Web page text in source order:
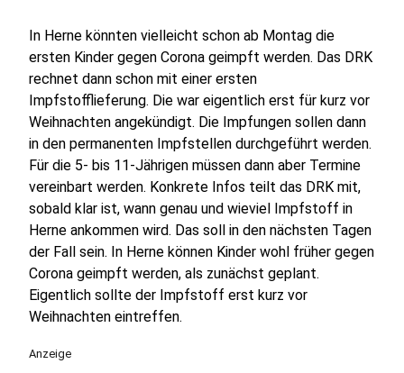
In Herne könnten vielleicht schon ab Montag die
ersten Kinder gegen Corona geimpft werden. Das DRK
rechnet dann schon mit einer ersten
Impfstofflieferung. Die war eigentlich erst für kurz vor
Weihnachten angekündigt. Die Impfungen sollen dann
in den permanenten Impfstellen durchgeführt werden.
Für die 5- bis 11-Jährigen müssen dann aber Termine
vereinbart werden. Konkrete Infos teilt das DRK mit,
sobald klar ist, wann genau und wieviel Impfstoff in
Herne ankommen wird. Das soll in den nächsten Tagen
der Fall sein. In Herne können Kinder wohl früher gegen
Corona geimpft werden, als zunächst geplant.
Eigentlich sollte der Impfstoff erst kurz vor
Weihnachten eintreffen.
Anzeige